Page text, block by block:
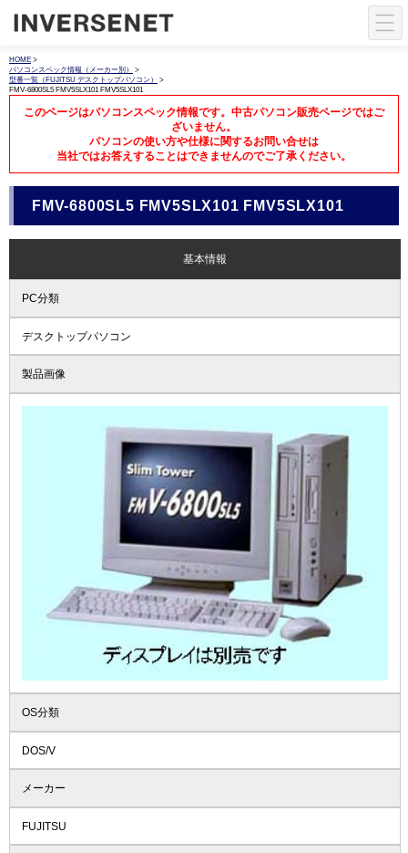
HOME >
パソコンスペック情報（メーカー別）
>
型番一覧（FUJITSU デスクトップパソコン）
>
FMV-6800SL5 FMV5SLX101 FMV5SLX101
このページはパソコンスペック情報です。中古パソコン販売ページではご
ざいません。
パソコンの使い方や仕様に関するお問い合せは
当社ではお答えすることはできませんのでご了承ください。
FMV-6800SL5 FMV5SLX101 FMV5SLX101
基本情報
PC分類
デスクトップパソコン
製品画像
OS分類
DOS/V
メーカー
FUJITSU